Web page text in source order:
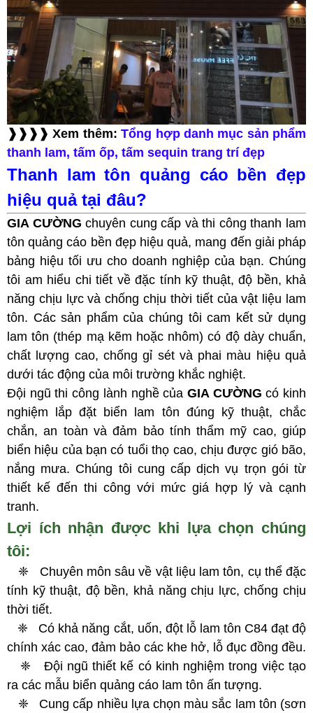
❱❱❱❱ Xem thêm:Tổng hợp danh mục sản phẩm
thanh lam, tấm ốp, tấm sequin trang trí đẹp
Thanh lam tôn quảng cáo bền đẹp
hiệu quả tại đâu?
GIA CƯỜNG chuyên cung cấp và thi công thanh lam
tôn quảng cáo bền đẹp hiệu quả, mang đến giải pháp
bảng hiệu tối ưu cho doanh nghiệp của bạn. Chúng
tôi am hiểu chi tiết về đặc tính kỹ thuật, độ bền, khả
năng chịu lực và chống chịu thời tiết của vật liệu lam
tôn. Các sản phẩm của chúng tôi cam kết sử dụng
lam tôn (thép mạ kẽm hoặc nhôm) có độ dày chuẩn,
chất lượng cao, chống gỉ sét và phai màu hiệu quả
dưới tác động của môi trường khắc nghiệt.
Đội ngũ thi công lành nghề của GIA CƯỜNG có kinh
nghiệm lắp đặt biển lam tôn đúng kỹ thuật, chắc
chắn, an toàn và đảm bảo tính thẩm mỹ cao, giúp
biển hiệu của bạn có tuổi thọ cao, chịu được gió bão,
nắng mưa. Chúng tôi cung cấp dịch vụ trọn gói từ
thiết kế đến thi công với mức giá hợp lý và cạnh
tranh.
Lợi ích nhận được khi lựa chọn chúng
tôi:
❈ Chuyên môn sâu về vật liệu lam tôn, cụ thể đặc
tính kỹ thuật, độ bền, khả năng chịu lực, chống chịu
thời tiết.
❈ Có khả năng cắt, uốn, đột lỗ lam tôn C84 đạt độ
chính xác cao, đảm bảo các khe hở, lỗ đục đồng đều.
❈ Đội ngũ thiết kế có kinh nghiệm trong việc tạo
ra các mẫu biển quảng cáo lam tôn ấn tượng.
❈ Cung cấp nhiều lựa chọn màu sắc lam tôn (sơn